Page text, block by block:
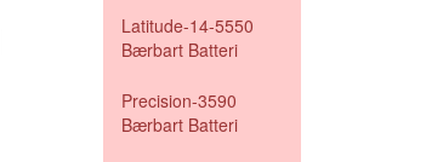
Latitude-14-5550
Bærbart Batteri
Precision-3590
Bærbart Batteri